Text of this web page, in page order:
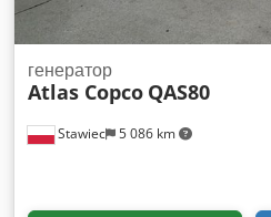
Stawiec 5 086 km
генератор
Atlas Copco QAS80